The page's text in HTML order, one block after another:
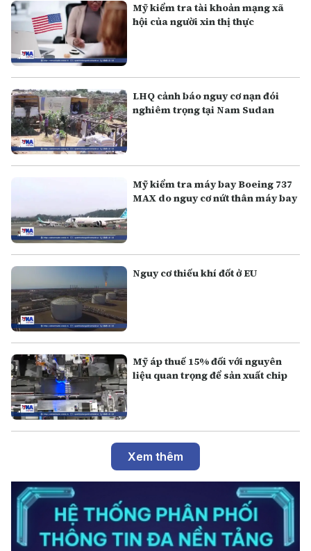
Mỹ kiểm tra tài khoản mạng xã
hội của người xin thị thực
LHQ cảnh báo nguy cơ nạn đói
nghiêm trọng tại Nam Sudan
Mỹ kiểm tra máy bay Boeing 737
MAX do nguy cơ nứt thân máy bay
Nguy cơ thiếu khí đốt ở EU
Mỹ áp thuế 15% đối với nguyên
liệu quan trọng để sản xuất chip
Xem thêm